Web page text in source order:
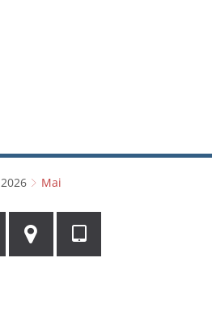
2026 Mai